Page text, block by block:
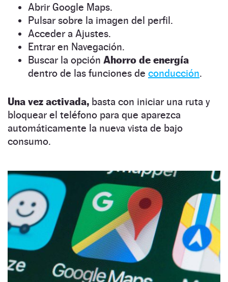
Abrir Google Maps.
Pulsar sobre la imagen del perfil.
Acceder a Ajustes.
Entrar en Navegación.
Buscar la opción Ahorro de energía
dentro de las funciones de conducción.
Una vez activada, basta con iniciar una ruta y
bloquear el teléfono para que aparezca
automáticamente la nueva vista de bajo
consumo.